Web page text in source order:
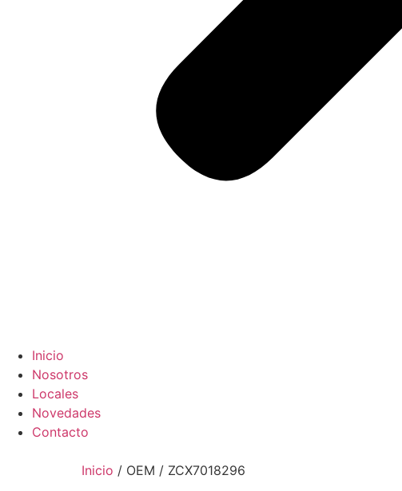
Inicio
Nosotros
Locales
Novedades
Contacto
Inicio / OEM / ZCX7018296